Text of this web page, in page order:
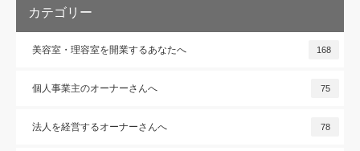
カテゴリー
美容室・理容室を開業するあなたへ 168
個人事業主のオーナーさんへ 75
法人を経営するオーナーさんへ 78